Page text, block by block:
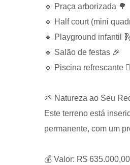
🔹 Praça arborizada 🌳
🔹 Half court (mini
🔹 Playground infantil
🔹 Salão de festas 🎉
🔹 Piscina refrescante
🌱 Natureza ao Seu
Este terreno está
permanente, com um
💰 Valor: R$ 635.000,00